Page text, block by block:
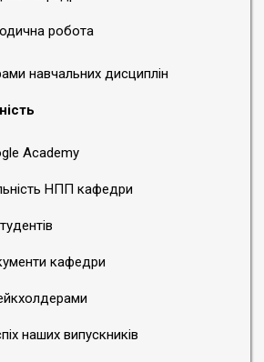
робота
навчальних дисциплін
Academy
НПП кафедри
кафедри
наших випускників